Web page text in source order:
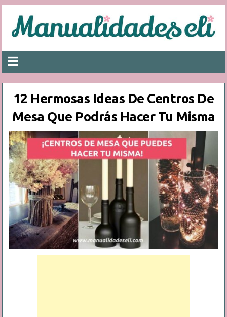
12 Hermosas Ideas De Centros De
Mesa Que Podrás Hacer Tu Misma